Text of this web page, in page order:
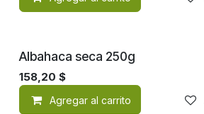
Albahaca seca 250g
158,20 $
Agregar al carrito